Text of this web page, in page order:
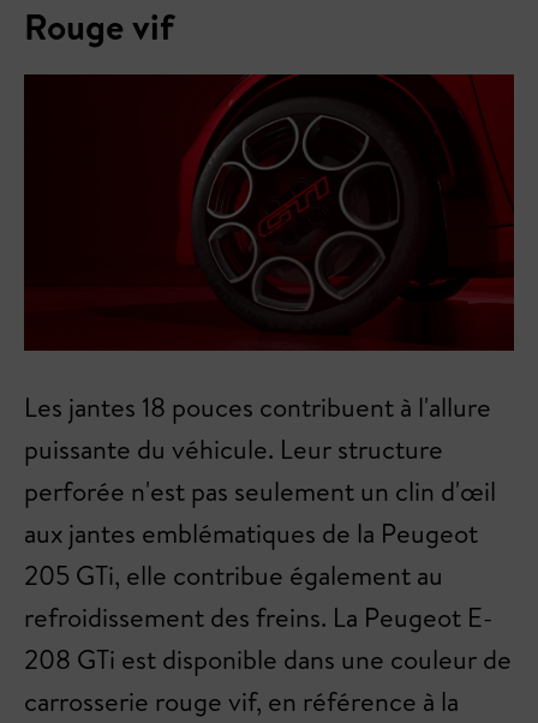
Rouge vif
Les jantes 18 pouces contribuent à l'allure
puissante du véhicule. Leur structure
perforée n'est pas seulement un clin d'œil
aux jantes emblématiques de la Peugeot
205 GTi, elle contribue également au
refroidissement des freins. La Peugeot E-
208 GTi est disponible dans une couleur de
carrosserie rouge vif, en référence à la